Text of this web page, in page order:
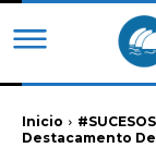
Inicio #SUCESOS
Destacamento